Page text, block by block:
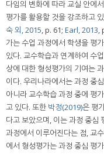
다임의 변화에 따라 교실 안에
평가를 활용할 것을 강조하고
숙 외, 2015, p. 61; Earl, 2013,
가는 수업 과정에서 학생을 평
있다. 교수학습과 연계하여 수
상에 대한 형성평가의 기여는
이다. 우리나라에서는 과정 중
아니라 교수학습 과정 중에 평
고 있다. 또한 박정(2019)은 평
다고 보았으며, 이는 과정 중심
과정에서 이루어진다는 점, 교
에서 형성평가는 과정 중심 평